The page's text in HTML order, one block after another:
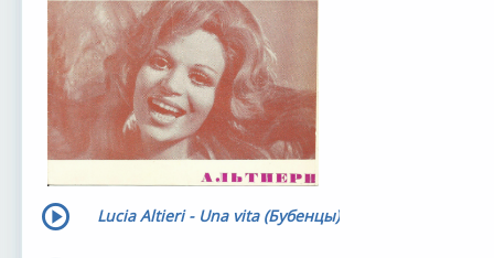
Lucia Altieri - Una vita (Бубенцы)